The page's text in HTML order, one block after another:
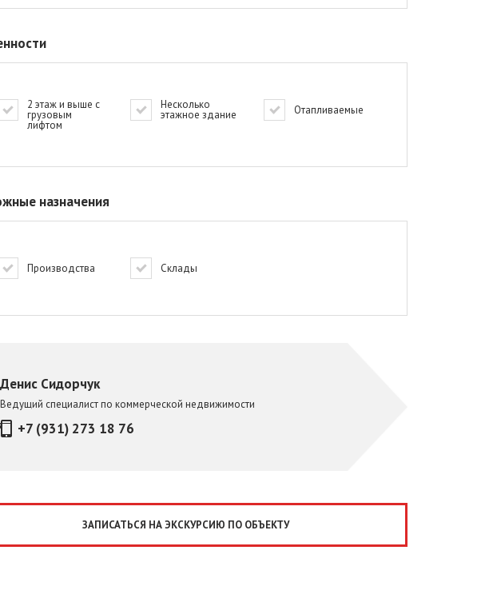
2 этаж и выше с
грузовым
лифтом
Несколько
этажное здание Отапливаемые
назначения
Производства Склады
Денис Сидорчук
Ведущий специалист по коммерческой недвижимости
+7 (931) 273 18 76
ЗАПИСАТЬСЯ НА ЭКСКУРСИЮ ПО ОБЪЕКТУ